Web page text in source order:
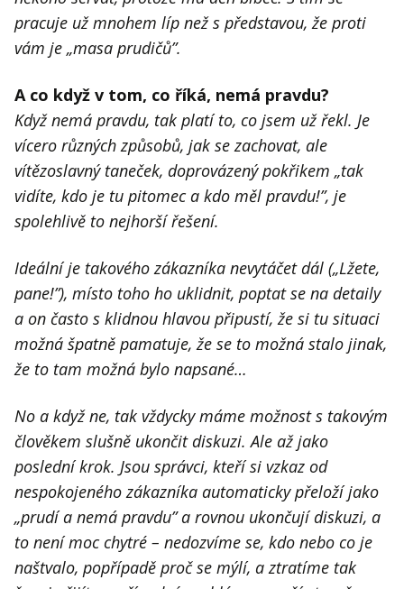
pracuje už mnohem líp než s představou, že proti
vám je „masa prudičů”.
A co když v tom, co říká, nemá pravdu?
Když nemá pravdu, tak platí to, co jsem už řekl. Je
vícero různých způsobů, jak se zachovat, ale
vítězoslavný taneček, doprovázený pokřikem „tak
vidíte, kdo je tu pitomec a kdo měl pravdu!”, je
spolehlivě to nejhorší řešení.
Ideální je takového zákazníka nevytáčet dál („Lžete,
pane!”), místo toho ho uklidnit, poptat se na detaily
a on často s klidnou hlavou připustí, že si tu situaci
možná špatně pamatuje, že se to možná stalo jinak,
že to tam možná bylo napsané…
No a když ne, tak vždycky máme možnost s takovým
člověkem slušně ukončit diskuzi. Ale až jako
poslední krok. Jsou správci, kteří si vzkaz od
nespokojeného zákazníka automaticky přeloží jako
„prudí a nemá pravdu” a rovnou ukončují diskuzi, a
to není moc chytré – nedozvíme se, kdo nebo co je
naštvalo, popřípadě proč se mýlí, a ztratíme tak